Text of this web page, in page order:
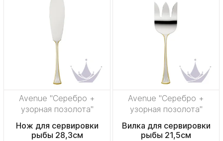
Avenue "Серебро +
узорная позолота"
Нож для сервировки
рыбы 28,3см
Avenue "Серебро +
узорная позолота"
Вилка для сервировки
рыбы 21,5см